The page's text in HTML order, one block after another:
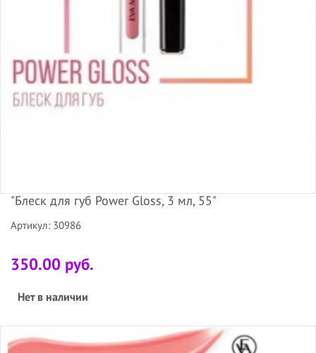
"Блеск для губ Power Gloss, 3 мл, 55"
Артикул: 30986
350.00 руб.
Нет в наличии